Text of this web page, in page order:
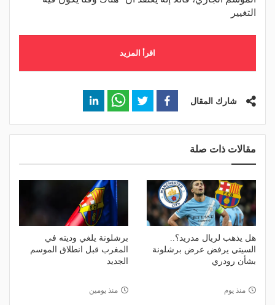
التغيير
اقرأ المزيد
شارك المقال
مقالات ذات صلة
هل يذهب لريال مدريد؟..
السيتي يرفض عرض برشلونة
بشأن رودري
منذ يوم
برشلونة يلغي وديته في
المغرب قبل انطلاق الموسم
الجديد
منذ يومين